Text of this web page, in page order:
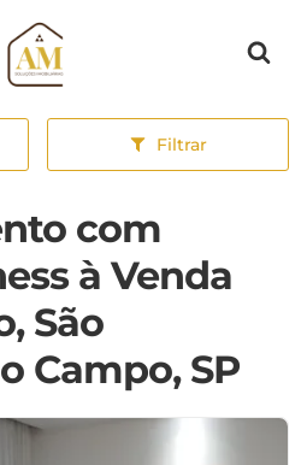
Página inicial
Filtrar
com
à Venda
São
Campo, SP